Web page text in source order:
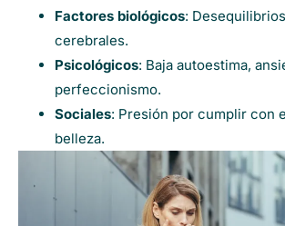
Factores biológicos:
cerebrales.
Psicológicos: Baja autoestima,
perfeccionismo.
Sociales: Presión por cumplir con
belleza.